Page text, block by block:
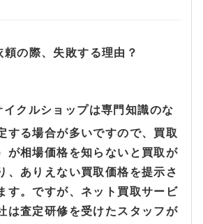
頼の際、失敗する理由？
イクルショップは専門知識のな
する場合が多いですので、買取
が相場価格を知らないと買取が
、ありえない買取価格を提示さ
す。ですが、ネット買取サービ
は査定研修を受けたスタッフが